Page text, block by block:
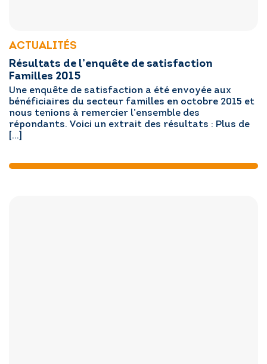
ACTUALITÉS
Résultats de l’enquête de satisfaction
Familles 2015
Une enquête de satisfaction a été envoyée aux
bénéficiaires du secteur familles en octobre 2015 et
nous tenions à remercier l’ensemble des
répondants. Voici un extrait des résultats : Plus de
[…]